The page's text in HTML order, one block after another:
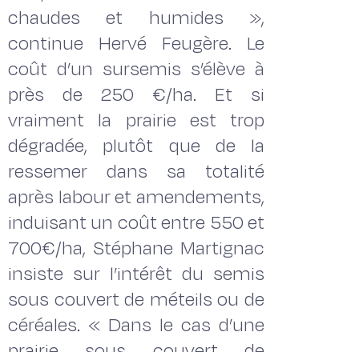
chaudes et humides »,
continue Hervé Feugère. Le
coût d’un sursemis s’élève à
près de 250 €/ha. Et si
vraiment la prairie est trop
dégradée, plutôt que de la
ressemer dans sa totalité
après labour et amendements,
induisant un coût entre 550 et
700€/ha, Stéphane Martignac
insiste sur l’intérêt du semis
sous couvert de méteils ou de
céréales. « Dans le cas d’une